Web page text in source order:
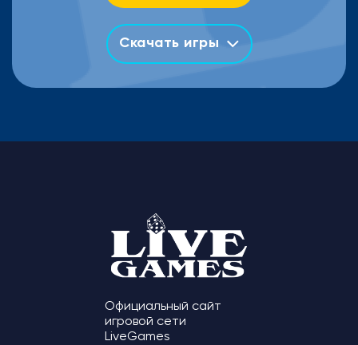
Скачать игры
Официальный сайт
игровой сети
LiveGames